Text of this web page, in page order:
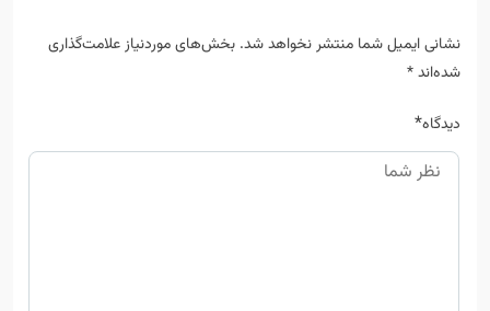
نشانی ایمیل شما منتشر نخواهد شد. بخش‌های موردنیاز علامت‌گذاری
شده‌اند*
دیدگاه*